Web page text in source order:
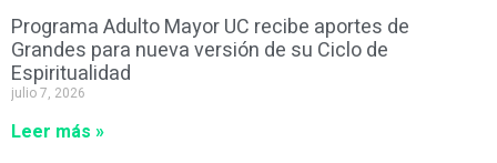
Programa Adulto Mayor UC recibe aportes de
Grandes para nueva versión de su Ciclo de
Espiritualidad
julio 7, 2026
Leer más »